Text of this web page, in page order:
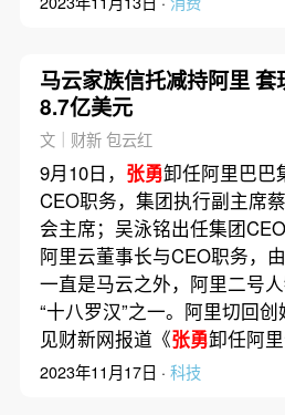
马云家族信托减持阿里 套
8.7亿美元
文｜财新 包云红
9月10日， 张勇卸任阿里巴巴
CEO职务，集团执行副主席
会主席；吴泳铭出任集团CEO
阿里云董事长与CEO职务，
一直是马云之外，阿里二号
“十八罗汉”之一。阿里切回
见财新网报道《张勇卸任阿
2023年11月17日 · 科技